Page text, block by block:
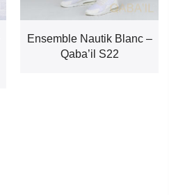
Ensemble Nautik Blanc –
Qaba’il S22